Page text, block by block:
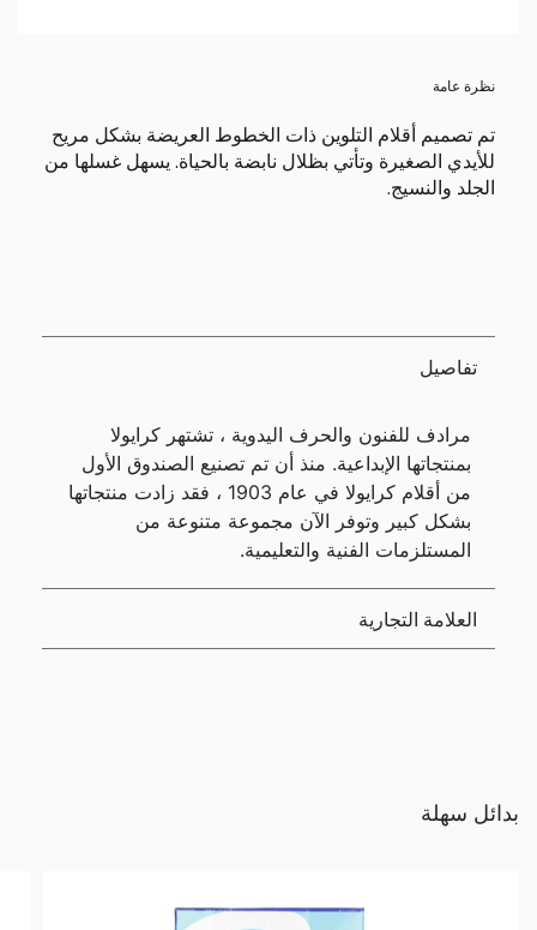
نظرة عامة
تم تصميم أقلام التلوين ذات الخطوط العريضة بشكل مريح
للأيدي الصغيرة وتأتي بظلال نابضة بالحياة. يسهل غسلها من
الجلد والنسيج.
تفاصيل
مرادف للفنون والحرف اليدوية ، تشتهر كرايولا
بمنتجاتها الإبداعية. منذ أن تم تصنيع الصندوق الأول
من أقلام كرايولا في عام 1903 ، فقد زادت منتجاتها
بشكل كبير وتوفر الآن مجموعة متنوعة من
المستلزمات الفنية والتعليمية.
العلامة التجارية
بدائل سهلة